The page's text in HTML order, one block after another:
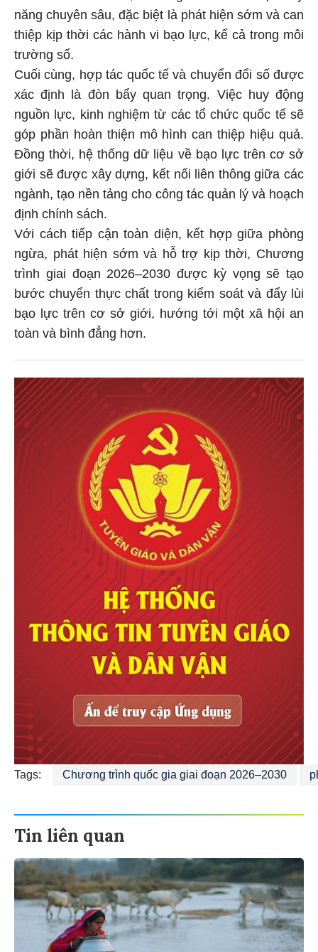
năng chuyên sâu, đặc biệt là phát hiện sớm và can
thiệp kịp thời các hành vi bạo lực, kể cả trong môi
trường số.
Cuối cùng, hợp tác quốc tế và chuyển đổi số được
xác định là đòn bẩy quan trọng. Việc huy động
nguồn lực, kinh nghiệm từ các tổ chức quốc tế sẽ
góp phần hoàn thiện mô hình can thiệp hiệu quả.
Đồng thời, hệ thống dữ liệu về bạo lực trên cơ sở
giới sẽ được xây dựng, kết nối liên thông giữa các
ngành, tạo nền tảng cho công tác quản lý và hoạch
định chính sách.
Với cách tiếp cận toàn diện, kết hợp giữa phòng
ngừa, phát hiện sớm và hỗ trợ kịp thời, Chương
trình giai đoạn 2026–2030 được kỳ vọng sẽ tạo
bước chuyển thực chất trong kiểm soát và đẩy lùi
bạo lực trên cơ sở giới, hướng tới một xã hội an
toàn và bình đẳng hơn.
Tags: Chương trình quốc gia giai đoạn 2026–2030
Tin liên quan